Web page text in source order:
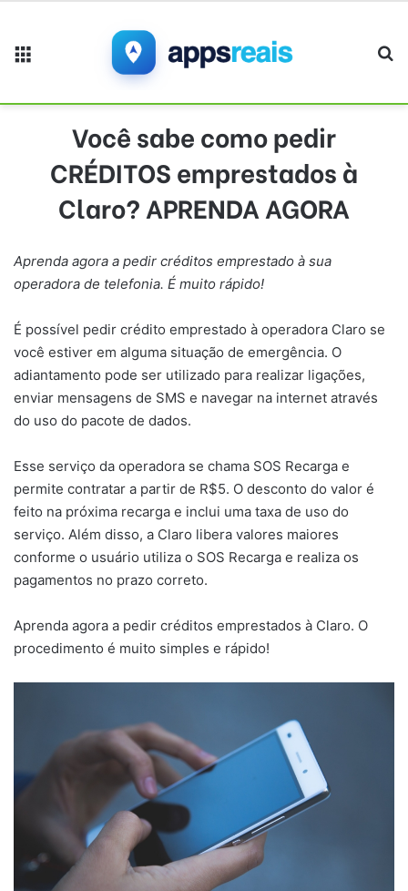
Você sabe como pedir
CRÉDITOS emprestados à
Claro? APRENDA AGORA
Aprenda agora a pedir créditos emprestado à sua
operadora de telefonia. É muito rápido!
É possível pedir crédito emprestado à operadora Claro se
você estiver em alguma situação de emergência. O
adiantamento pode ser utilizado para realizar ligações,
enviar mensagens de SMS e navegar na internet através
do uso do pacote de dados.
Esse serviço da operadora se chama SOS Recarga e
permite contratar a partir de R$5. O desconto do valor é
feito na próxima recarga e inclui uma taxa de uso do
serviço. Além disso, a Claro libera valores maiores
conforme o usuário utiliza o SOS Recarga e realiza os
pagamentos no prazo correto.
Aprenda agora a pedir créditos emprestados à Claro. O
procedimento é muito simples e rápido!